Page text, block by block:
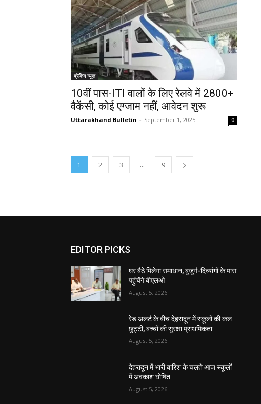
ब्रेकिंग न्यूज़
10वीं पास-ITI वालों के लिए रेलवे में 2800+
वैकेंसी, कोई एग्जाम नहीं, आवेदन शुरू
Uttarakhand Bulletin - September 1, 2025 0
1 2 3 ... 9
EDITOR PICKS
घर बैठे मिलेगा समाधान, बुजुर्ग-दिव्यांगों के पास
पहुंचेंगे बीएलओ
August 5, 2026
रेड अलर्ट के बीच देहरादून में स्कूलों की कल
छुट्टी, बच्चों की सुरक्षा प्राथमिकता
August 5, 2026
देहरादून में भारी बारिश के चलते आज स्कूलों
में अवकाश घोषित
August 5, 2026